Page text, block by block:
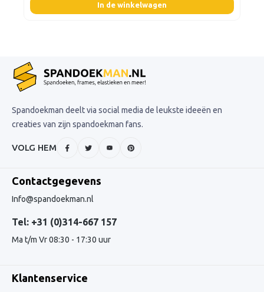
In de winkelwagen
Spandoekman deelt via social media de leukste ideeën en
creaties van zijn spandoekman fans.
VOLG HEM
Contactgegevens
Info@spandoekman.nl
Tel: +31 (0)314-667 157
Ma t/m Vr 08:30 - 17:30 uur
Klantenservice